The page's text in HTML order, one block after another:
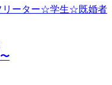
リーター☆学生☆既婚者